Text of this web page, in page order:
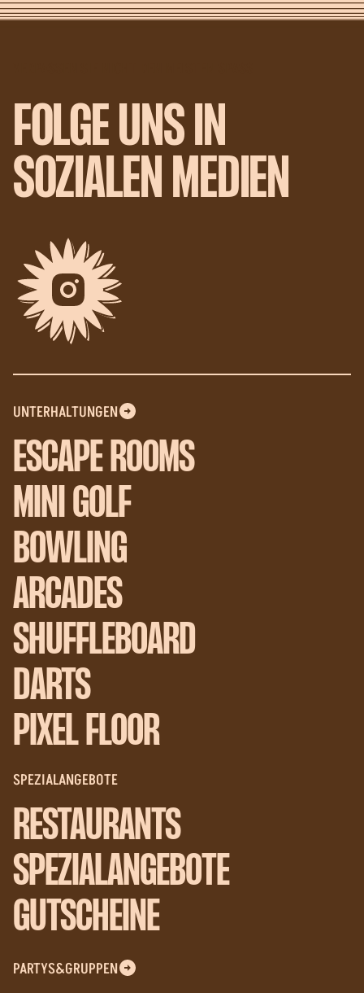
FOLGE UNS IN
SOZIALEN MEDIEN
UNTERHALTUNGEN
ESCAPE ROOMS
MINI GOLF
BOWLING
ARCADES
SHUFFLEBOARD
DARTS
PIXEL FLOOR
SPEZIALANGEBOTE
RESTAURANTS
SPEZIALANGEBOTE
GUTSCHEINE
PARTYS&GRUPPEN